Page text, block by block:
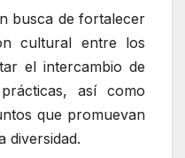
busca de fortalecer
cultural entre los
el intercambio de
así como
que promuevan
diversidad.